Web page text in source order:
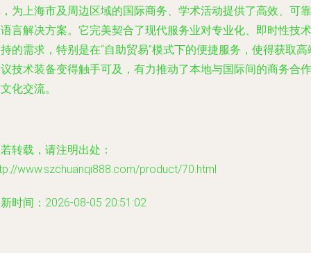
为上海市及周边区域的国际商务、学术活动提供了高效、可靠
言解决方案。它完美契合了现代服务业对专业化、即时性技术
的需求，特别是在“自助贸易”模式下的便捷服务，使得获取高
技术装备变得触手可及，有力推动了本地与国际间的商务合作
化交流。
转载，请注明出处：
www.szchuanqi888.com/product/70.html
时间：2026-08-05 20:51:02